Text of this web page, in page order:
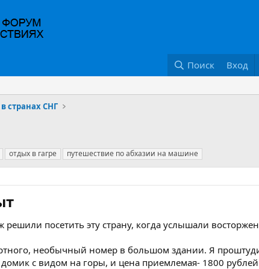
Поиск Вход
странах СНГ
отдых в гагре путешествие по абхазии на машине
посетить эту страну, когда услышали
необычный номер в большом здании. Я
с видом на горы, и цена приемлемая- 1800 рублей